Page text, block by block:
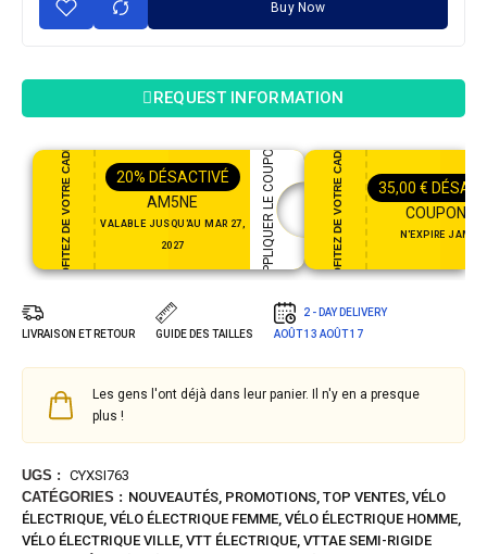
Buy Now
REQUEST INFORMATION
PROFITEZ DE VOTRE CADEAU 20% DÉSACTIVÉ
AM5NE
VALABLE JUSQU'AU MAR 27,
2027
APPLIQUER LE COUPON PROFITEZ DE VOTRE CADEAU 35,00 €
COUPON35
N'EXPIRE
LIVRAISON ET RETOUR GUIDE DES TAILLES
2 - DAY DELIVERY
AOÛT 13 AOÛT 17
Les gens l'ont déjà dans leur panier. Il n'y en a presque
plus !
UGS : CYXSI763
CATÉGORIES : NOUVEAUTÉS, PROMOTIONS, TOP VENTES, VÉLO
ÉLECTRIQUE, VÉLO ÉLECTRIQUE FEMME, VÉLO ÉLECTRIQUE HOMME,
VÉLO ÉLECTRIQUE VILLE, VTT ÉLECTRIQUE, VTTAE SEMI-RIGIDE